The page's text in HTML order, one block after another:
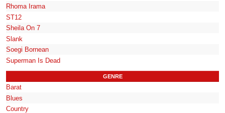
Rhoma Irama
ST12
Sheila On 7
Slank
Soegi Bornean
Superman Is Dead
GENRE
Barat
Blues
Country